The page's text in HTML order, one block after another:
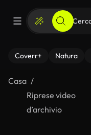
Coverr+ Natura
Casa
Riprese video
d’archivio